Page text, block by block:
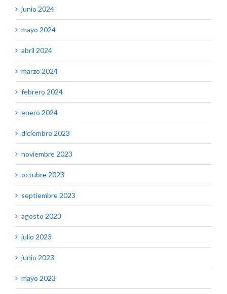
junio 2024
mayo 2024
abril 2024
marzo 2024
febrero 2024
enero 2024
diciembre 2023
noviembre 2023
octubre 2023
septiembre 2023
agosto 2023
julio 2023
junio 2023
mayo 2023